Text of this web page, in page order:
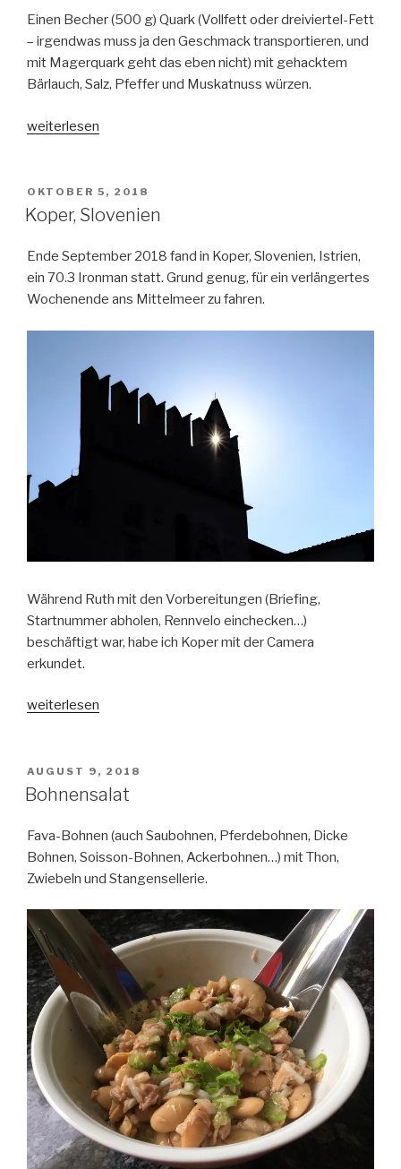
Einen Becher (500 g) Quark (Vollfett oder dreiviertel-Fett
– irgendwas muss ja den Geschmack transportieren, und
mit Magerquark geht das eben nicht) mit gehacktem
Bärlauch, Salz, Pfeffer und Muskatnuss würzen.
„Räucherlachs
Spargel
und
Quark-
Püree“
weiterlesen
VERÖFFENTLICHT
AM
OKTOBER 5, 2018
Koper, Slovenien
Ende September 2018 fand in Koper, Slovenien, Istrien,
ein 70.3 Ironman statt. Grund genug, für ein verlängertes
Wochenende ans Mittelmeer zu fahren.
Während Ruth mit den Vorbereitungen (Briefing,
Startnummer abholen, Rennvelo einchecken…)
beschäftigt war, habe ich Koper mit der Camera
erkundet.
„Koper,
weiterlesen
VERÖFFENTLICHT
AM
AUGUST 9, 2018
Bohnensalat
Fava-Bohnen (auch Saubohnen, Pferdebohnen, Dicke
Bohnen, Soisson-Bohnen, Ackerbohnen…) mit Thon,
Zwiebeln und Stangensellerie.